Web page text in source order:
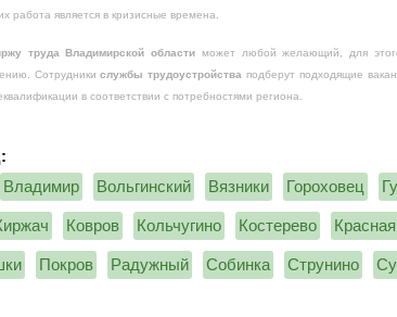
работа является в кризисные времена.
труда Владимирской области может любой желающий, для
Сотрудникислужбы трудоустройства подберут подходящие
в соответствии с потребностями региона.
Владимир Вольгинский Вязники Гороховец
Ковров Кольчугино Костерево
Покров Радужный Собинка Струнино